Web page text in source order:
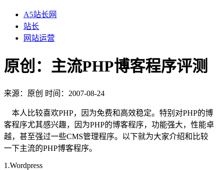
A5站长网
站长
网站运营
原创：主流PHP博客程序评测
来源： 原创 时间：2007-08-24
本人比较喜欢PHP，因为免费和高效稳定。特别对PHP的博
客程序尤其感兴趣，因为PHP的博客程序，功能强大，性能卓
越，甚至强过一些CMS管理程序。以下就为大家介绍和比较
一下主流的PHP博客程序。
1.Wordpress